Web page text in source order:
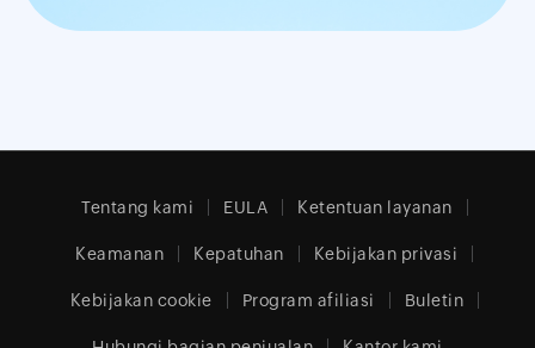
Tentang kami EULA Ketentuan layanan
Keamanan Kepatuhan Kebijakan privasi
Kebijakan cookie Program afiliasi Buletin